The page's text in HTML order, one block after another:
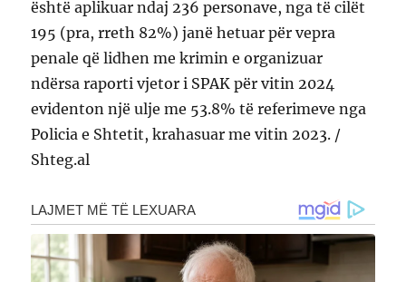
është aplikuar ndaj 236 personave, nga të cilët
195 (pra, rreth 82%) janë hetuar për vepra
penale që lidhen me krimin e organizuar
ndërsa raporti vjetor i SPAK për vitin 2024
evidenton një ulje me 53.8% të referimeve nga
Policia e Shtetit, krahasuar me vitin 2023. /
Shteg.al